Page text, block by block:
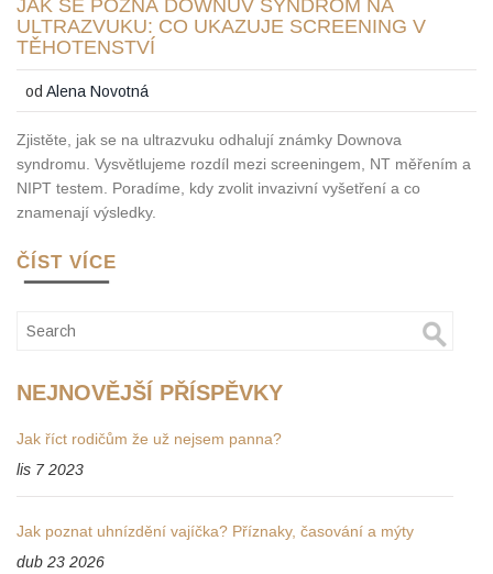
JAK SE POZNÁ DOWNŮV SYNDROM NA
ULTRAZVUKU: CO UKAZUJE SCREENING V
TĚHOTENSTVÍ
odAlena Novotná
Zjistěte, jak se na ultrazvuku odhalují známky Downova
syndromu. Vysvětlujeme rozdíl mezi screeningem, NT měřením a
NIPT testem. Poradíme, kdy zvolit invazivní vyšetření a co
znamenají výsledky.
ČÍST VÍCE
NEJNOVĚJŠÍ PŘÍSPĚVKY
Jak říct rodičům že už nejsem panna?
lis 7 2023
Jak poznat uhnízdění vajíčka? Příznaky, časování a mýty
dub 23 2026